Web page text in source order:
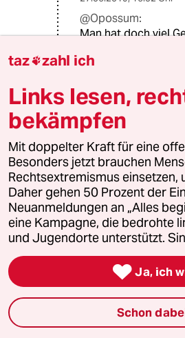
@Opossum:
Man hat doch viel
Flüchtlingswelle zu
Nahen Osten
eisernen Hand
vorgegangen sind,
mit Waffen aus der
mittlerweile viele
sind, gibt es
Flüchtlinge daran
zu kommen. Tja,
0G 05653 (Profil
27.06.2019 , 17:44 Uhr
@Merke:
Ja, man hat viel
genommen, aber
taz zahl ich
Links lesen,
bekämpfen
Mit doppelter Kraft für eine
Besonders jetzt brauchen
Rechtsextremismus einsetzen,
Daher gehen 50 Prozent der
Neuanmeldungen an „Alles
eine Kampagne, die bedrohte
und Jugendorte unterstützt.
 Ja, ich
Schon